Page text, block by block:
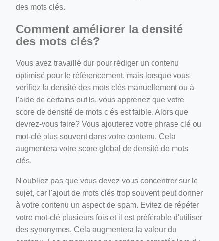
des mots clés.
Comment améliorer la densité
des mots clés?
Vous avez travaillé dur pour rédiger un contenu
optimisé pour le référencement, mais lorsque vous
vérifiez la densité des mots clés manuellement ou à
l'aide de certains outils, vous apprenez que votre
score de densité de mots clés est faible. Alors que
devrez-vous faire? Vous ajouterez votre phrase clé ou
mot-clé plus souvent dans votre contenu. Cela
augmentera votre score global de densité de mots
clés.
N'oubliez pas que vous devez vous concentrer sur le
sujet, car l'ajout de mots clés trop souvent peut donner
à votre contenu un aspect de spam. Évitez de répéter
votre mot-clé plusieurs fois et il est préférable d'utiliser
des synonymes. Cela augmentera la valeur du